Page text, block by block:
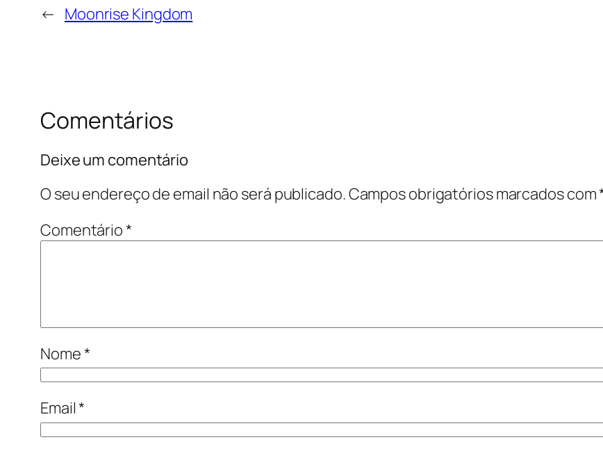
← Moonrise Kingdom
Comentários
Deixe um comentário
O seu endereço de email não será publicado.Campos obrigatórios marcados com
Comentário*
Nome*
Email*